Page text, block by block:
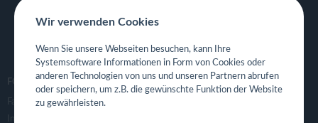
Eigene App für Restaurant
FOLGE UNS
Facebook
Instagram
Wir verwenden Cookies
Wenn Sie unsere Webseiten besuchen, kann Ihre
Systemsoftware Informationen in Form von Cookies oder
anderen Technologien von uns und unseren Partnern abrufen
oder speichern, um z.B. die gewünschte Funktion der Website
zu gewährleisten.